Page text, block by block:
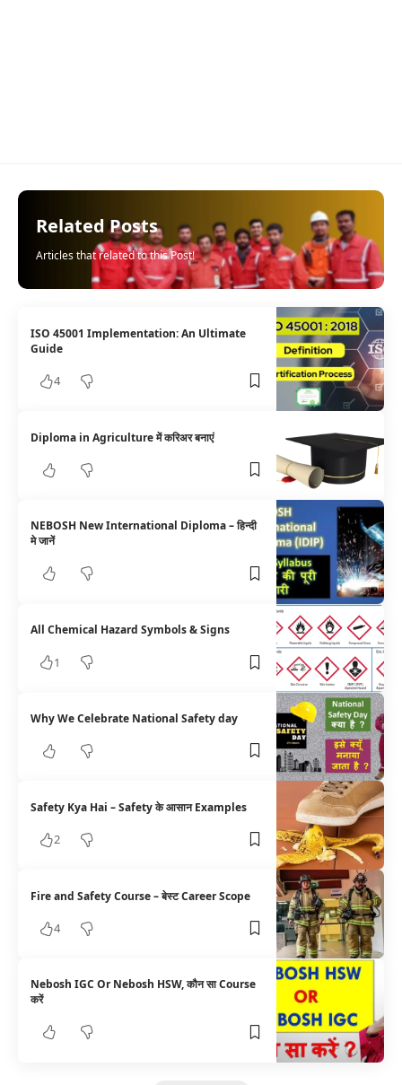
Related Posts
Articles that related to this Post!
ISO 45001 Implementation: An Ultimate
Guide
4
Diploma in Agriculture में करिअर बनाएं
NEBOSH New International Diploma – हिन्दी
मे जानें
All Chemical Hazard Symbols & Signs
1
Why We Celebrate National Safety day
Safety Kya Hai – Safety के आसान Examples
2
Fire and Safety Course – बेस्ट Career Scope
4
Nebosh IGC Or Nebosh HSW, कौन सा Course
करें